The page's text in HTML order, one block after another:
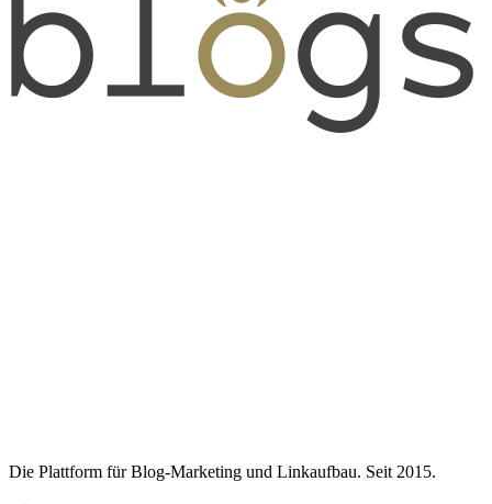
Die Plattform für Blog-Marketing und Linkaufbau. Seit 2015.